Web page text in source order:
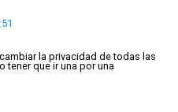
la privacidad de todas las
tener que ir una por una